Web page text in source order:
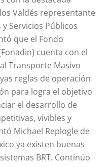
Valdés representante
Servicios Públicos
que el Fondo
cuenta con el
Transporte Masivo
reglas de operación
para logra el objetivo
el desarrollo de
vivibles y
Michael Replogle de
ya existen buenas
BRT. Continúo